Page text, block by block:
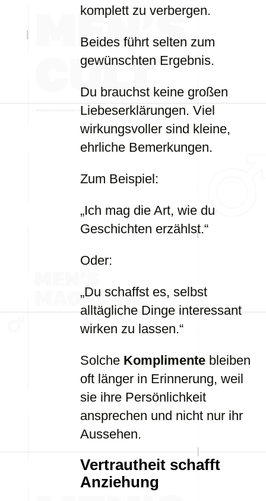
komplett zu verbergen.
Beides führt selten zum
gewünschten Ergebnis.
Du brauchst keine großen
Liebeserklärungen. Viel
wirkungsvoller sind kleine,
ehrliche Bemerkungen.
Zum Beispiel:
„Ich mag die Art, wie du
Geschichten erzählst.“
Oder:
„Du schaffst es, selbst
alltägliche Dinge interessant
wirken zu lassen.“
Solche Komplimente bleiben
oft länger in Erinnerung, weil
sie ihre Persönlichkeit
ansprechen und nicht nur ihr
Aussehen.
Vertrautheit schafft
Anziehung